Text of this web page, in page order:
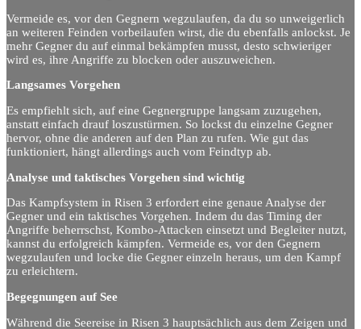
Vermeide es, vor den Gegnern wegzulaufen, da du so unweigerlich
an weiteren Feinden vorbeilaufen wirst, die du ebenfalls anlockst. Je
mehr Gegner du auf einmal bekämpfen musst, desto schwieriger
wird es, ihre Angriffe zu blocken oder auszuweichen.
Langsames Vorgehen
Es empfiehlt sich, auf eine Gegnergruppe langsam zuzugehen,
anstatt einfach drauf loszustürmen. So lockst du einzelne Gegner
hervor, ohne die anderen auf den Plan zu rufen. Wie gut das
funktioniert, hängt allerdings auch vom Feindtyp ab.
Analyse und taktisches Vorgehen sind wichtig
Das Kampfsystem in Risen 3 erfordert eine genaue Analyse der
Gegner und ein taktisches Vorgehen. Indem du das Timing der
Angriffe beherrschst, Kombo-Attacken einsetzt und Begleiter nutzt,
kannst du erfolgreich kämpfen. Vermeide es, vor den Gegnern
wegzulaufen und locke die Gegner einzeln heraus, um den Kampf
zu erleichtern.
Begegnungen auf See
Während die Seereise in Risen 3 hauptsächlich aus dem Zeigen und